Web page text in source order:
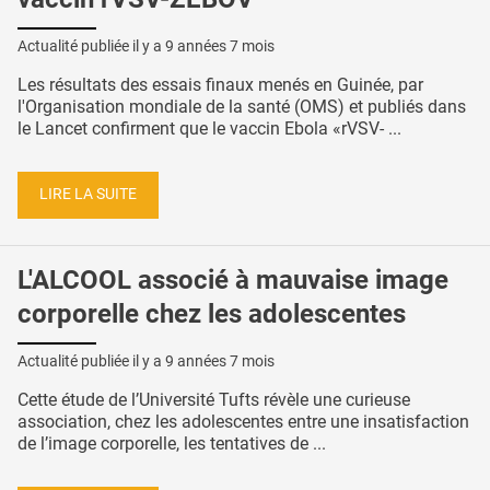
Actualité publiée il y a 9 années 7 mois
Les résultats des essais finaux menés en Guinée, par
l'Organisation mondiale de la santé (OMS) et publiés dans
le Lancet confirment que le vaccin Ebola «rVSV- ...
LIRE LA SUITE
L'ALCOOL associé à mauvaise image
corporelle chez les adolescentes
Actualité publiée il y a 9 années 7 mois
Cette étude de l’Université Tufts révèle une curieuse
association, chez les adolescentes entre une insatisfaction
de l’image corporelle, les tentatives de ...